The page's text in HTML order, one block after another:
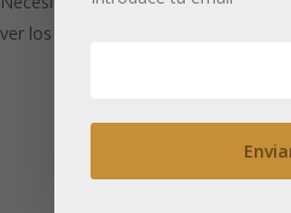
ver los precios